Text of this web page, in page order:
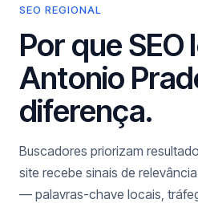
SEO REGIONAL
Por que SEO
Antonio
diferença.
Buscadores priorizam
site recebe sinais de
— palavras-chave locais,